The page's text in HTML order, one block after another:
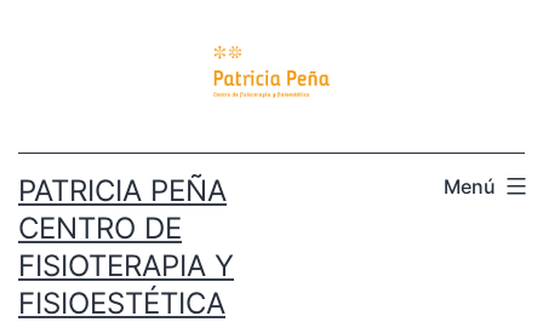
PATRICIA PEÑA
CENTRO DE
FISIOTERAPIA Y
FISIOESTÉTICA
Menú